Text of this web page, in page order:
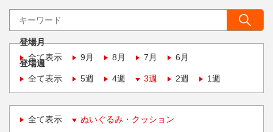
登場月
全て表示
9月 8月 7月 6月
登場週
全て表示
5週 4週 3週 2週 1週
全て表示 ぬいぐるみ・クッション